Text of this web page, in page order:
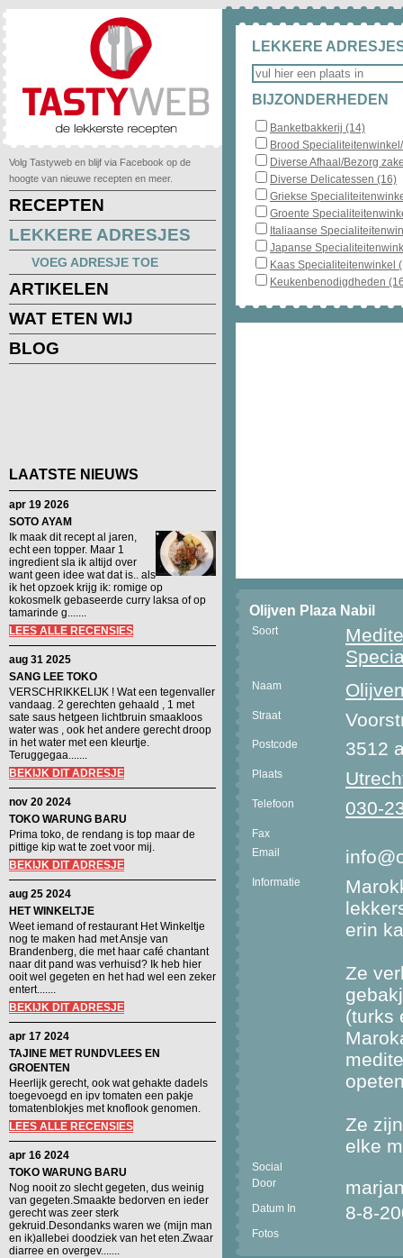
Volg Tastyweb en blijf via Facebook op de
hoogte van nieuwe recepten en meer.
RECEPTEN
LEKKERE ADRESJES
VOEG ADRESJE TOE
ARTIKELEN
WAT ETEN WIJ
BLOG
LAATSTE NIEUWS
apr 19 2026
SOTO AYAM
Ik maak dit recept al jaren,
echt een topper. Maar 1
ingredient sla ik altijd over
want geen idee wat dat is.. als
ik het opzoek krijg ik: romige op
kokosmelk gebaseerde curry laksa of op
tamarinde g.......
LEES ALLE RECENSIES
aug 31 2025
SANG LEE TOKO
VERSCHRIKKELIJK ! Wat een tegenvaller
vandaag. 2 gerechten gehaald , 1 met
sate saus hetgeen lichtbruin smaakloos
water was , ook het andere gerecht droop
in het water met een kleurtje.
Teruggegaa.......
BEKIJK DIT ADRESJE
nov 20 2024
TOKO WARUNG BARU
Prima toko, de rendang is top maar de
pittige kip wat te zoet voor mij.
BEKIJK DIT ADRESJE
aug 25 2024
HET WINKELTJE
Weet iemand of restaurant Het Winkeltje
nog te maken had met Ansje van
Brandenberg, die met haar café chantant
naar dit pand was verhuisd? Ik heb hier
ooit wel gegeten en het had wel een zeker
entert.......
BEKIJK DIT ADRESJE
apr 17 2024
TAJINE MET RUNDVLEES EN
GROENTEN
Heerlijk gerecht, ook wat gehakte dadels
toegevoegd en ipv tomaten een pakje
tomatenblokjes met knoflook genomen.
LEES ALLE RECENSIES
apr 16 2024
TOKO WARUNG BARU
Nog nooit zo slecht gegeten, dus weinig
van gegeten.Smaakte bedorven en ieder
gerecht was zeer sterk
gekruid.Desondanks waren we (mijn man
en ik)allebei doodziek van het eten.Zwaar
diarree en overgev.......
LEKKERE
BIJZONDERHEDEN
Banketbakkerij (14)
Brood
Diverse Afhaal/Bezorg
Diverse Delicatessen (16)
Griekse
Groente
Italiaanse
Japanse
Kaas Specialiteitenwinkel
Keukenbenodigdheden
Olijven Plaza Nabil
Soort
Naam
Straat
Postcode 3512
Plaats
Telefoon 030-
Fax
Email
Informatie
erin
Ze
(turks
Ze
elke
Social
Door
Datum In 8-8-
Fotos